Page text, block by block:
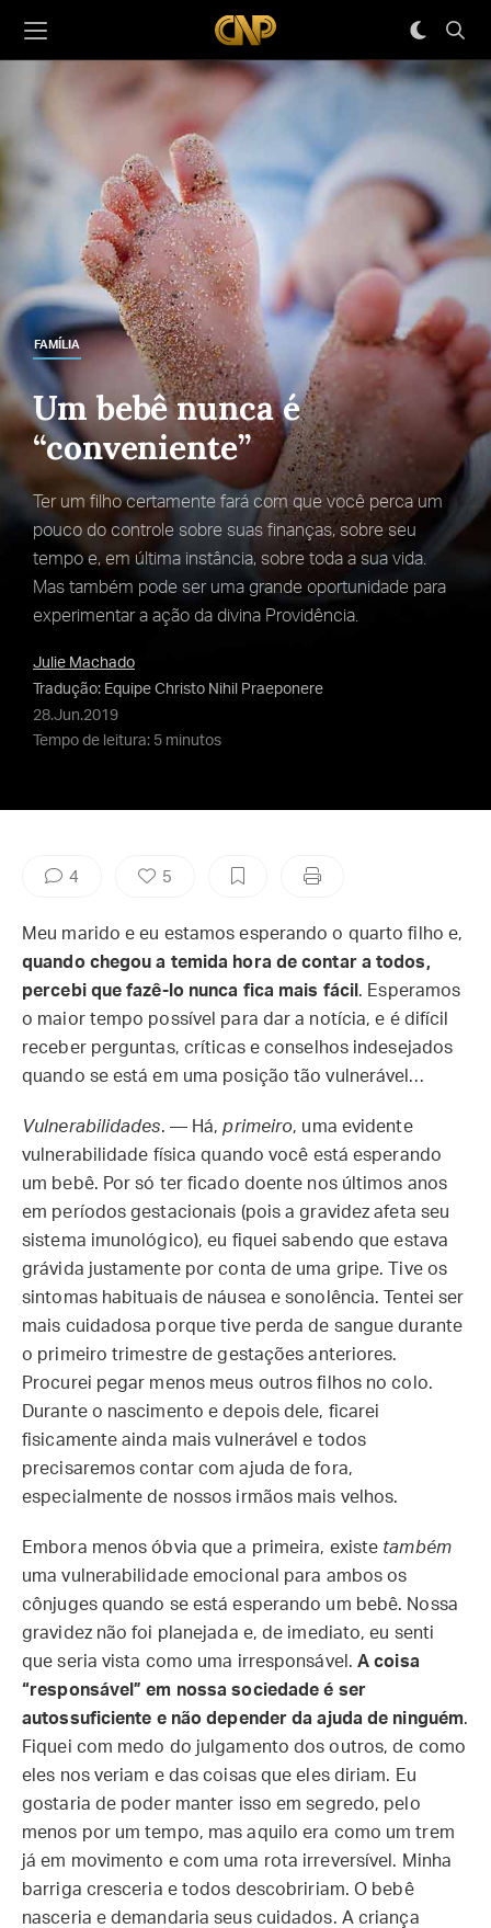
FAMÍLIA
Um bebê nunca é
“conveniente”
Ter um filho certamente fará com que você perca um
pouco do controle sobre suas finanças, sobre seu
tempo e, em última instância, sobre toda a sua vida.
Mas também pode ser uma grande oportunidade para
experimentar a ação da divina Providência.
Julie Machado
Tradução: Equipe Christo Nihil Praeponere
28.Jun.2019
Tempo de leitura: 5 minutos
4 5
Meu marido e eu estamos esperando o quarto filho e,
quando chegou a temida hora de contar a todos,
percebi que fazê-lo nunca fica mais fácil . Esperamos
o maior tempo possível para dar a notícia, e é difícil
receber perguntas, críticas e conselhos indesejados
quando se está em uma posição tão vulnerável…
Vulnerabilidades. — Há,primeiro, uma evidente
vulnerabilidade física quando você está esperando
um bebê. Por só ter ficado doente nos últimos anos
em períodos gestacionais (pois a gravidez afeta seu
sistema imunológico), eu fiquei sabendo que estava
grávida justamente por conta de uma gripe. Tive os
sintomas habituais de náusea e sonolência. Tentei ser
mais cuidadosa porque tive perda de sangue durante
o primeiro trimestre de gestações anteriores.
Procurei pegar menos meus outros filhos no colo.
Durante o nascimento e depois dele, ficarei
fisicamente ainda mais vulnerável e todos
precisaremos contar com ajuda de fora,
especialmente de nossos irmãos mais velhos.
Embora menos óbvia que a primeira, existe também
uma vulnerabilidade emocional para ambos os
cônjuges quando se está esperando um bebê. Nossa
gravidez não foi planejada e, de imediato, eu senti
que seria vista como uma irresponsável.A coisa
“responsável” em nossa sociedade é ser
autossuficiente e não depender da ajuda de ninguém.
Fiquei com medo do julgamento dos outros, de como
eles nos veriam e das coisas que eles diriam. Eu
gostaria de poder manter isso em segredo, pelo
menos por um tempo, mas aquilo era como um trem
já em movimento e com uma rota irreversível. Minha
barriga cresceria e todos descobririam. O bebê
nasceria e demandaria seus cuidados. A criança